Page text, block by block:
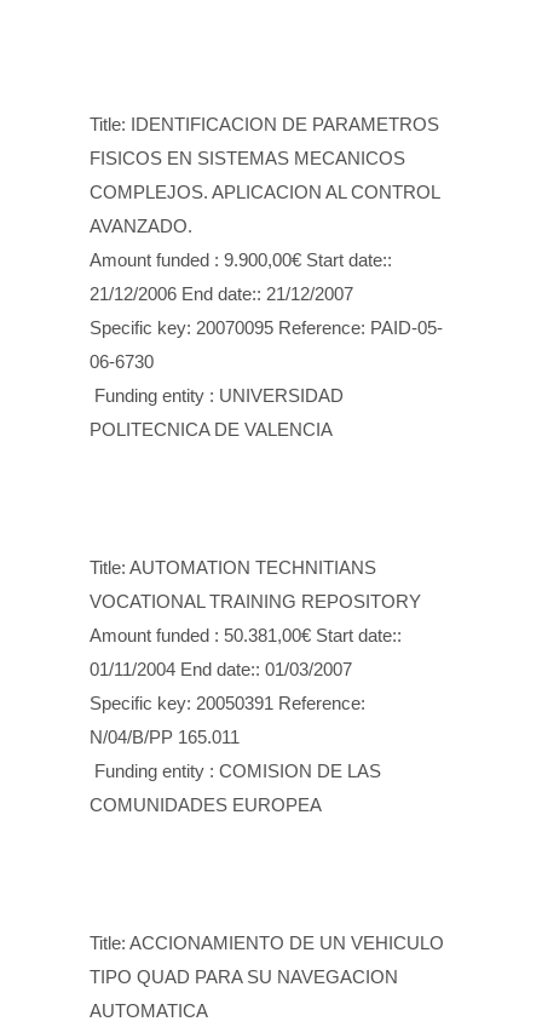
Title: IDENTIFICACION DE PARAMETROS
FISICOS EN SISTEMAS MECANICOS
COMPLEJOS. APLICACION AL CONTROL
AVANZADO.
Amount funded : 9.900,00€ Start date::
21/12/2006 End date:: 21/12/2007
Specific key: 20070095 Reference: PAID-05-
06-6730
Funding entity : UNIVERSIDAD
POLITECNICA DE VALENCIA
Title: AUTOMATION TECHNITIANS
VOCATIONAL TRAINING REPOSITORY
Amount funded : 50.381,00€ Start date::
01/11/2004 End date:: 01/03/2007
Specific key: 20050391 Reference:
N/04/B/PP 165.011
Funding entity : COMISION DE LAS
COMUNIDADES EUROPEA
Title: ACCIONAMIENTO DE UN VEHICULO
TIPO QUAD PARA SU NAVEGACION
AUTOMATICA